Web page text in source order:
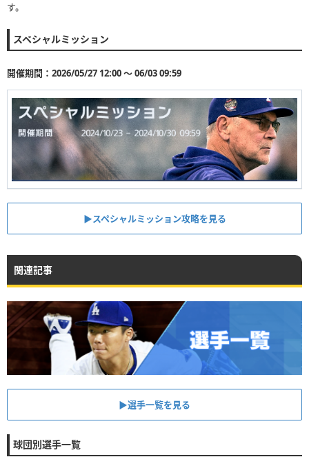
す。
スペシャルミッション
開催期間：2026/05/27 12:00 〜 06/03 09:59
▶︎スペシャルミッション攻略を見る
関連記事
▶︎選手一覧を見る
球団別選手一覧